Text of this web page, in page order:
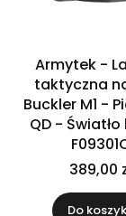
Armytek -
taktyczna
Buckler M1 -
QD - Światło
389,00
Do